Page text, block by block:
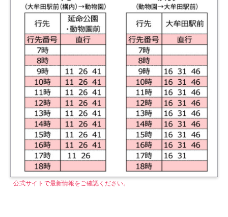
公式サイトで最新情報をご確認ください。